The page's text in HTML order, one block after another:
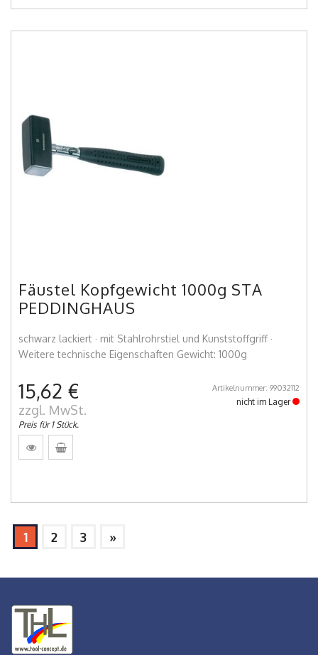
Fäustel Kopfgewicht 1000g STA
PEDDINGHAUS
schwarz lackiert · mit Stahlrohrstiel und Kunststoffgriff ·
Weitere technische Eigenschaften Gewicht: 1000g
15,62 €
zzgl. MwSt.
Preis für 1 Stück.
Artikelnummer: 99032112
nicht im Lager
1 2 3 »